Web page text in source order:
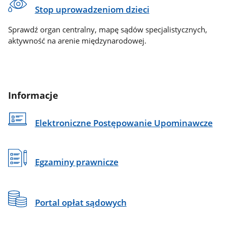
Stop uprowadzeniom dzieci
Sprawdź organ centralny, mapę sądów specjalistycznych,
aktywność na arenie międzynarodowej.
Informacje
Elektroniczne Postępowanie Upominawcze
Egzaminy prawnicze
Portal opłat sądowych